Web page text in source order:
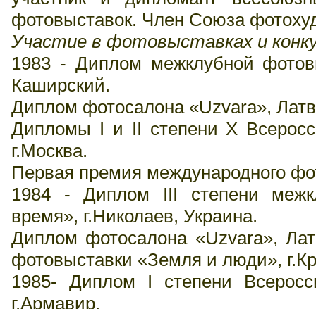
фотовыставок. Член Союза
Участие в фотовыставках и
1983 - Диплом межклубной
Каширский.
Диплом фотосалона «Uzvara»,
Дипломы I и II степени X
г.Москва.
Первая премия международного
1984 - Диплом III степени
время», г.Николаев, Украина.
Диплом фотосалона «Uzvara»,
фотовыставки «Земля и люди»,
1985- Диплом I степени
г.Армавир.